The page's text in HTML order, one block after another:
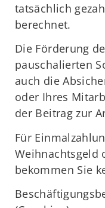
tatsächlich
berechnet.
Die Förderung
pauschalierten
auch die
oder Ihres
der Beitrag zur
Für
Weihnachtsgeld
bekommen Sie